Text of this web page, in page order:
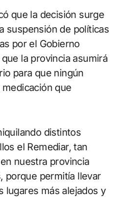
que la decisión surge
suspensión de políticas
por el Gobierno
la provincia asumirá
para que ningún
que
distintos
el Remediar, tan
nuestra provincia
porque permitía llevar
lugares más alejados y